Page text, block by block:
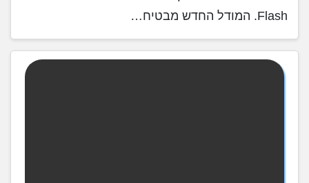
Flash. המודל החדש מבטיח…